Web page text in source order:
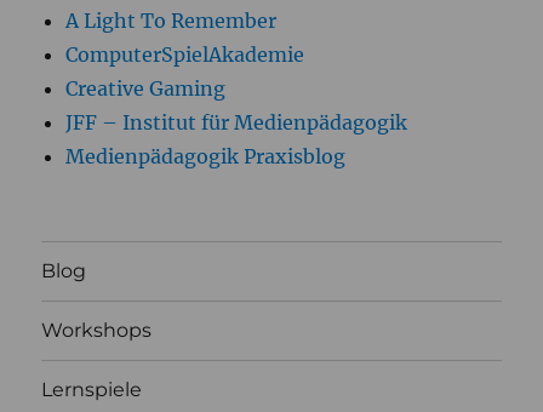
A Light To Remember
ComputerSpielAkademie
Creative Gaming
JFF – Institut für Medienpädagogik
Medienpädagogik Praxisblog
Blog
Workshops
Lernspiele